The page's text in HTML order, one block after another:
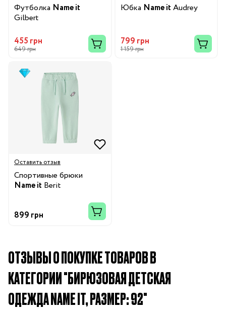
Футболка Name it
Gilbert
455 грн
649 грн
Юбка Name it Audrey
799 грн
1 159 грн
Оставить отзыв
Спортивные брюки
Name it Berit
899 грн
ОТЗЫВЫ О ПОКУПКЕ ТОВАРОВ В
КАТЕГОРИИ "БИРЮЗОВАЯ ДЕТСКАЯ
ОДЕЖДА NAME IT, РАЗМЕР: 92"